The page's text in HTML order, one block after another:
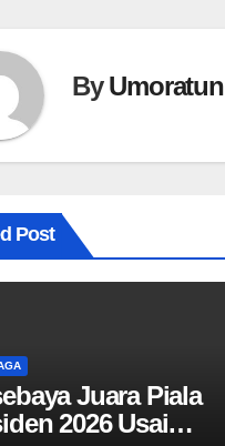
ByUmoratun
Post
Juara Piala
2026 Usai